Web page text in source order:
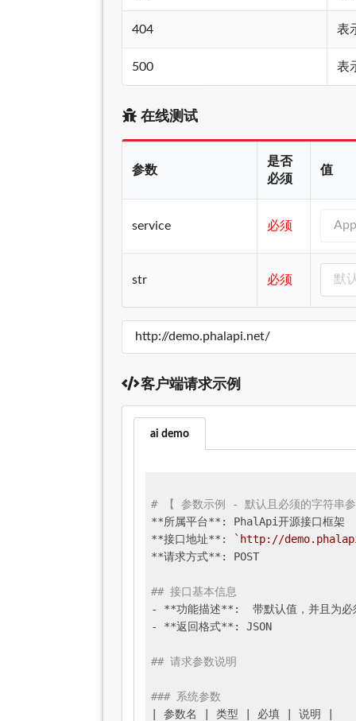
404 表
500 表
在线测试
参数
是否
必须
值
service 必须
str 必须
客户端请求示例
ai demo
# 【 参数示例 - 默认且必须的字符串
**所属平台**: PhalApi开源接口框架
**接口地址**:
`http://
**请求方式**: POST
## 接口基本信息
- **功能描述**:  带默认值，并且为必
- **返回格式**: JSON
## 请求参数说明
### 系统参数
| 参数名 |
类型 | 必填 | 说明